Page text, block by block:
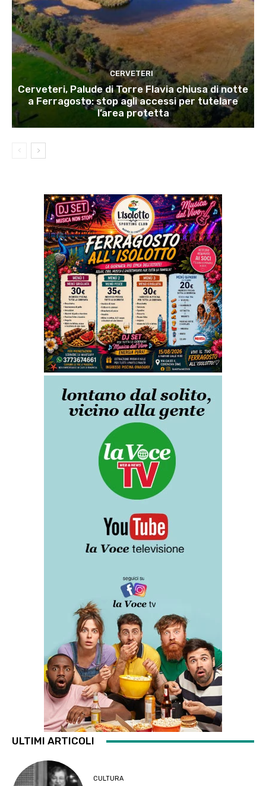
CERVETERI
Cerveteri, Palude di Torre Flavia chiusa di notte
a Ferragosto: stop agli accessi per tutelare
l’area protetta
ULTIMI ARTICOLI
CULTURA